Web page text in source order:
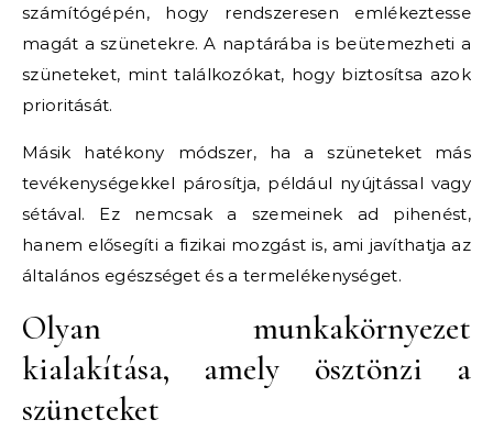
számítógépén, hogy rendszeresen emlékeztesse
magát a szünetekre. A naptárába is beütemezheti a
szüneteket, mint találkozókat, hogy biztosítsa azok
prioritását.
Másik hatékony módszer, ha a szüneteket más
tevékenységekkel párosítja, például nyújtással vagy
sétával. Ez nemcsak a szemeinek ad pihenést,
hanem elősegíti a fizikai mozgást is, ami javíthatja az
általános egészséget és a termelékenységet.
Olyan munkakörnyezet
kialakítása, amely ösztönzi a
szüneteket